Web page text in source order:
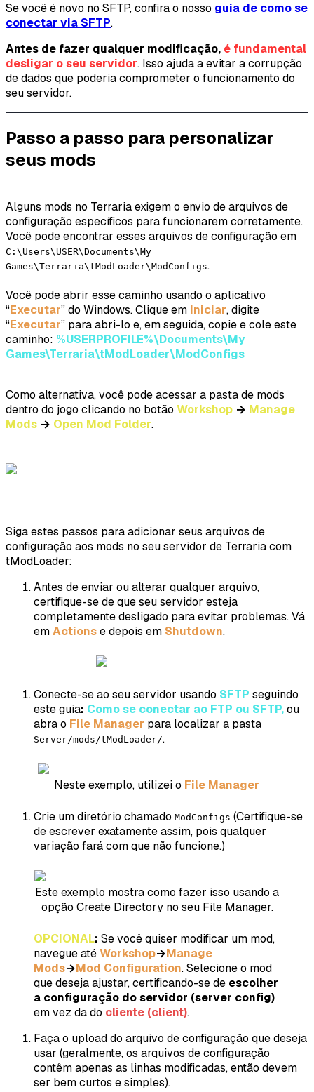
Se você é novo no SFTP, confira o nosso guia de como se
conectar via SFTP.
Antes de fazer qualquer modificação, é fundamental
desligar o seu servidor. Isso ajuda a evitar a corrupção
de dados que poderia comprometer o funcionamento do
seu servidor.
Passo a passo para personalizar
seus mods
Alguns mods no Terraria exigem o envio de arquivos de
configuração específicos para funcionarem corretamente.
Você pode encontrar esses arquivos de configuração em
C:\Users\USER\Documents\My
Games\Terraria\tModLoader\ModConfigs.
Você pode abrir esse caminho usando o aplicativo
“Executar” do Windows. Clique em Iniciar, digite
“Executar” para abri-lo e, em seguida, copie e cole este
caminho: %USERPROFILE%\Documents\My
Games\Terraria\tModLoader\ModConfigs
Como alternativa, você pode acessar a pasta de mods
dentro do jogo clicando no botão Workshop → Manage
Mods → Open Mod Folder.
Siga estes passos para adicionar seus arquivos de
configuração aos mods no seu servidor de Terraria com
tModLoader:
Antes de enviar ou alterar qualquer arquivo,
certifique-se de que seu servidor esteja
completamente desligado para evitar problemas. Vá
emActionse depois em Shutdown.
Conecte-se ao seu servidor usando SFTP seguindo
este guia: Como se conectar ao FTP ou SFTP,ou
abra o File Manager para localizar a pasta
Server/mods/tModLoader/.
Neste exemplo, utilizei o File Manager
Crie um diretório chamado ModConfigs (Certifique-se
de escrever exatamente assim, pois qualquer
variação fará com que não funcione.)
Este exemplo mostra como fazer isso usando a
opção Create Directory no seu File Manager.
OPCIONAL: Se você quiser modificar um mod,
navegue atéWorkshop→Manage
Mods→Mod Configuration. Selecione o mod
que deseja ajustar, certificando-se de escolher
a configuração do servidor (server config)
em vez da do cliente (client).
Faça o upload do arquivo de configuração que deseja
usar (geralmente, os arquivos de configuração
contêm apenas as linhas modificadas, então devem
ser bem curtos e simples).